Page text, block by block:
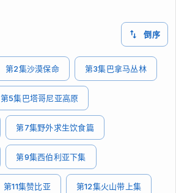
倒序
第2集沙漠保命 第3集巴拿马丛林
第5集巴塔哥尼亚高原
第7集野外求生饮食篇
第9集西伯利亚下集
第11集赞比亚 第12集火山带上集